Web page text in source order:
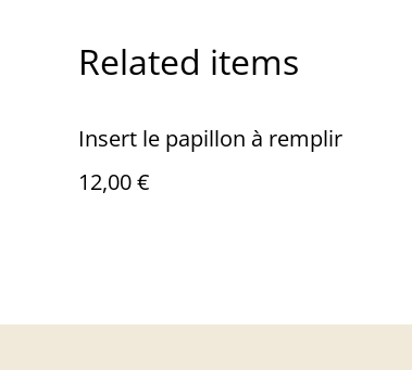
Related items
Insert le papillon à remplir
12,00 €